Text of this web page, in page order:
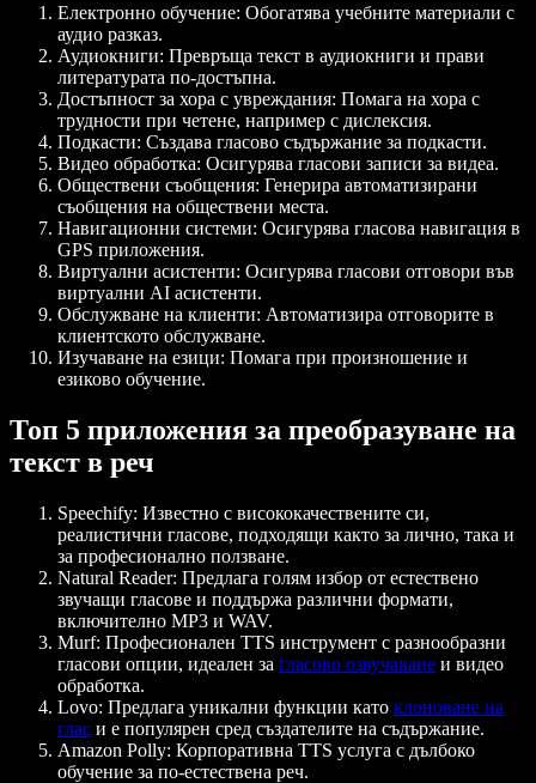
Електронно обучение: Обогатява учебните материали с
аудио разказ.
Аудиокниги: Превръща текст в аудиокниги и прави
литературата по-достъпна.
Достъпност за хора с увреждания: Помага на хора с
трудности при четене, например с дислексия.
Подкасти: Създава гласово съдържание за подкасти.
Видео обработка: Осигурява гласови записи за видеа.
Обществени съобщения: Генерира автоматизирани
съобщения на обществени места.
Навигационни системи: Осигурява гласова навигация в
GPS приложения.
Виртуални асистенти: Осигурява гласови отговори във
виртуални AI асистенти.
Обслужване на клиенти: Автоматизира отговорите в
клиентското обслужване.
Изучаване на езици: Помага при произношение и
езиково обучение.
Топ 5 приложения за преобразуване на
текст в реч
Speechify: Известно с висококачествените си,
реалистични гласове, подходящи както за лично, така и
за професионално ползване.
Natural Reader: Предлага голям избор от естествено
звучащи гласове и поддържа различни формати,
включително MP3 и WAV.
Murf: Професионален TTS инструмент с разнообразни
гласови опции, идеален за гласово озвучаване и видео
обработка.
Lovo: Предлага уникални функции като клоноване на
глас и е популярен сред създателите на съдържание.
Amazon Polly: Корпоративна TTS услуга с дълбоко
обучение за по-естествена реч.